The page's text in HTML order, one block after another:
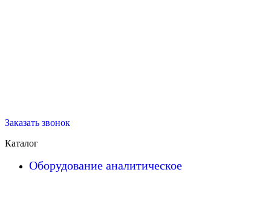
Заказать звонок
Каталог
Оборудование аналитическое